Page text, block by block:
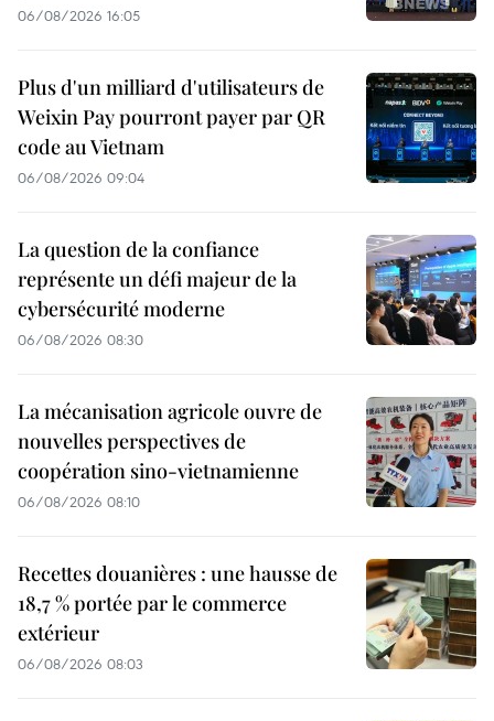
06/08/2026 16:05
Plus d'un milliard d'utilisateurs de
Weixin Pay pourront payer par QR
code au Vietnam
06/08/2026 09:04
La question de la confiance
représente un défi majeur de la
cybersécurité moderne
06/08/2026 08:30
La mécanisation agricole ouvre de
nouvelles perspectives de
coopération sino-vietnamienne
06/08/2026 08:10
Recettes douanières : une hausse de
18,7 % portée par le commerce
extérieur
06/08/2026 08:03